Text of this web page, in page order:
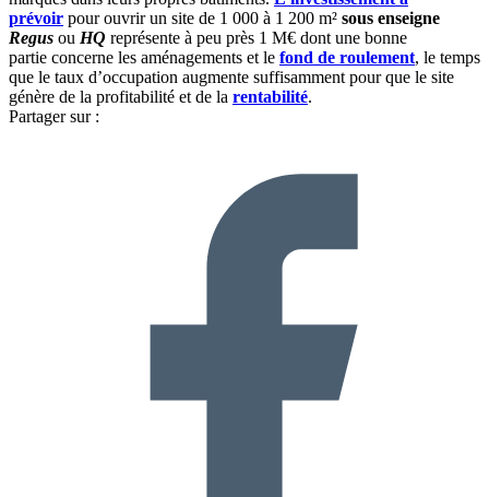
prévoir pour ouvrir un site de 1 000 à 1 200 m² sous enseigne
Regus ou HQ représente à peu près 1 M€ dont une bonne
partie concerne les aménagements et le fond de roulement, le temps
que le taux d’occupation augmente suffisamment pour que le site
génère de la profitabilité et de la rentabilité.
Partager sur :